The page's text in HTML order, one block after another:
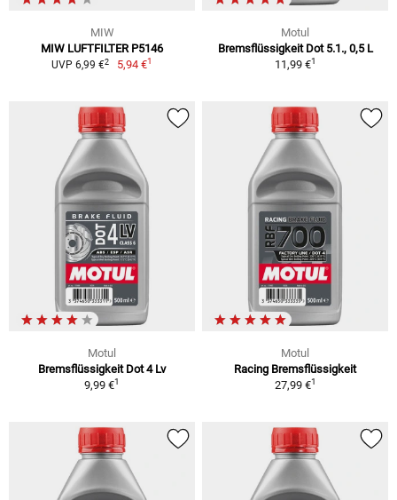
MIW
MIW LUFTFILTER P5146
UVP 6,99 €2 5,94 €1
Motul
Bremsflüssigkeit Dot 5.1., 0,5 L
11,99 €1
Motul
Bremsflüssigkeit Dot 4 Lv
9,99 €1
Motul
Racing Bremsflüssigkeit
27,99 €1